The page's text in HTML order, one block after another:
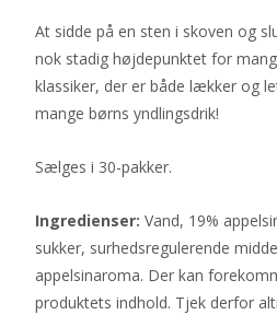
At sidde på en sten i skoven og
nok stadig højdepunktet for
klassiker, der er både lækker og
mange børns yndlingsdrik!
Sælges i 30-pakker.
Ingredienser: Vand, 19%
sukker, surhedsregulerende
appelsinaroma. Der kan
produktets indhold. Tjek derfor